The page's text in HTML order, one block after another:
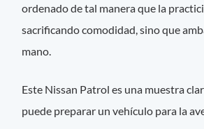
ordenado de tal manera que la
sacrificando comodidad, sino que
mano.
Este Nissan Patrol es una muestra
puede preparar un vehículo para la